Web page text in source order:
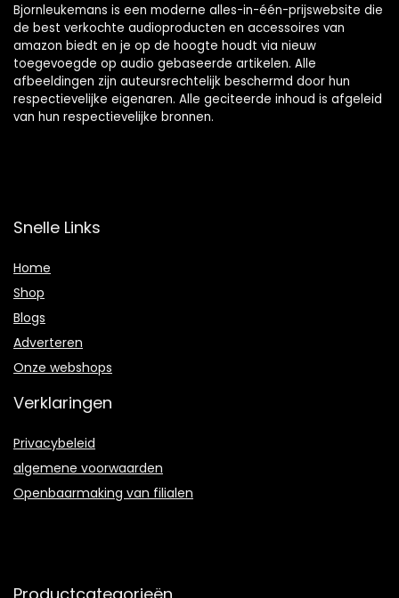
Bjornleukemans is een moderne alles-in-één-prijswebsite die
de best verkochte audioproducten en accessoires van
amazon biedt en je op de hoogte houdt via nieuw
toegevoegde op audio gebaseerde artikelen. Alle
afbeeldingen zijn auteursrechtelijk beschermd door hun
respectievelijke eigenaren. Alle geciteerde inhoud is afgeleid
van hun respectievelijke bronnen.
Snelle Links
Home
Shop
Blogs
Adverteren
Onze webshops
Verklaringen
Privacybeleid
algemene voorwaarden
Openbaarmaking van filialen